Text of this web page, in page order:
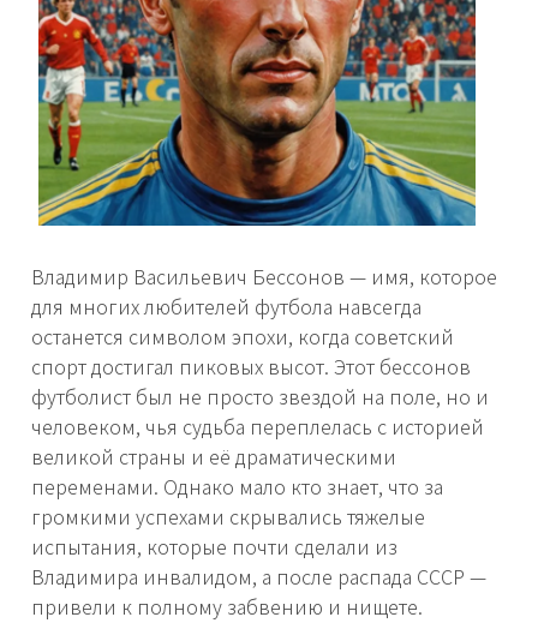
Владимир Васильевич Бессонов — имя, которое
для многих любителей футбола навсегда
останется символом эпохи, когда советский
спорт достигал пиковых высот. Этот бессонов
футболист был не просто звездой на поле, но и
человеком, чья судьба переплелась с историей
великой страны и её драматическими
переменами. Однако мало кто знает, что за
громкими успехами скрывались тяжелые
испытания, которые почти сделали из
Владимира инвалидом, а после распада СССР —
привели к полному забвению и нищете.